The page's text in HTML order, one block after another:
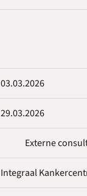
03.03.2026
29.03.2026
Externe
Integraal